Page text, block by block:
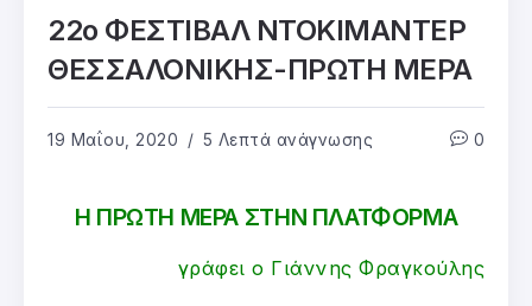
22ο ΦΕΣΤΙΒΑΛ ΝΤΟΚΙΜΑΝΤΕΡ
ΘΕΣΣΑΛΟΝΙΚΗΣ-ΠΡΩΤΗ ΜΕΡΑ
19 Μαΐου, 2020 5 Λεπτά ανάγνωσης 0
Η ΠΡΩΤΗ ΜΕΡΑ ΣΤΗΝ ΠΛΑΤΦΟΡΜΑ
γράφει ο Γιάννης Φραγκούλης